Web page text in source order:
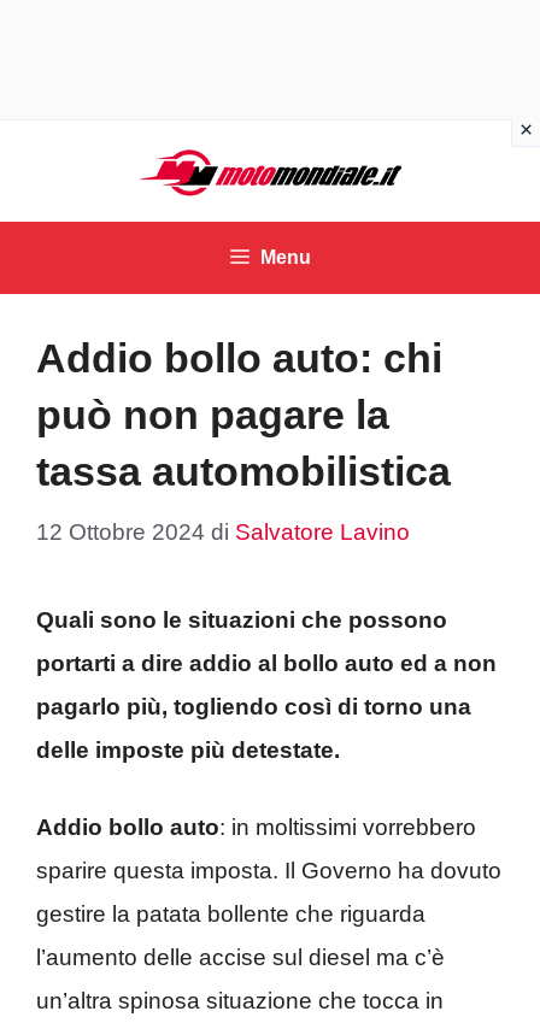
contenuto
Menu
Addio bollo auto: chi
può non pagare la
tassa automobilistica
12 Ottobre 2024 di Salvatore Lavino
Quali sono le situazioni che possono
portarti a dire addio al bollo auto ed a non
pagarlo più, togliendo così di torno una
delle imposte più detestate.
Addio bollo auto: in moltissimi vorrebbero
sparire questa imposta. Il Governo ha dovuto
gestire la patata bollente che riguarda
l’aumento delle accise sul diesel ma c’è
un’altra spinosa situazione che tocca in